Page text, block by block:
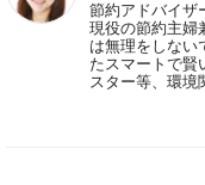
節約アドバイザ
現役の節約主婦
は無理をしない
たスマートで賢
スター等、環境